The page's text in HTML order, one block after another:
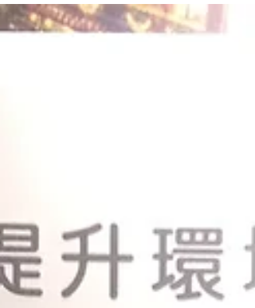
果總務部門在標單內沒有指明，包商需負責落實漂白水
使用濃度，需每次都使用漂白水濃度計...